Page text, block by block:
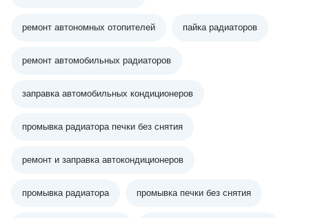
ремонт автономных отопителей пайка радиаторов
ремонт автомобильных радиаторов
заправка автомобильных кондиционеров
промывка радиатора печки без снятия
ремонт и заправка автокондиционеров
промывка радиатора промывка печки без снятия